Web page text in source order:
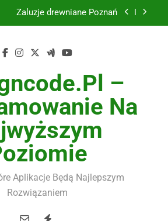
Żaluzje drewniane Poznań
Utylizacja odpadów Lublin
Żaluzje drewniane Poznań
Instalacje elektryczne Gdańsk
–
Na
Aplikacje Będą Najlepszym
Rozwiązaniem